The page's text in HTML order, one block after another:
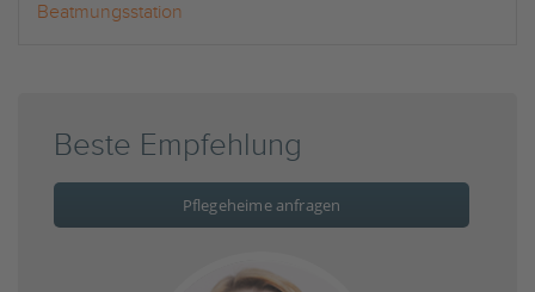
Beatmungsstation
Beste Empfehlung
Pflegeheime anfragen